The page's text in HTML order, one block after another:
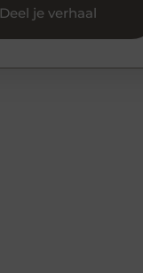
Deel je verhaal